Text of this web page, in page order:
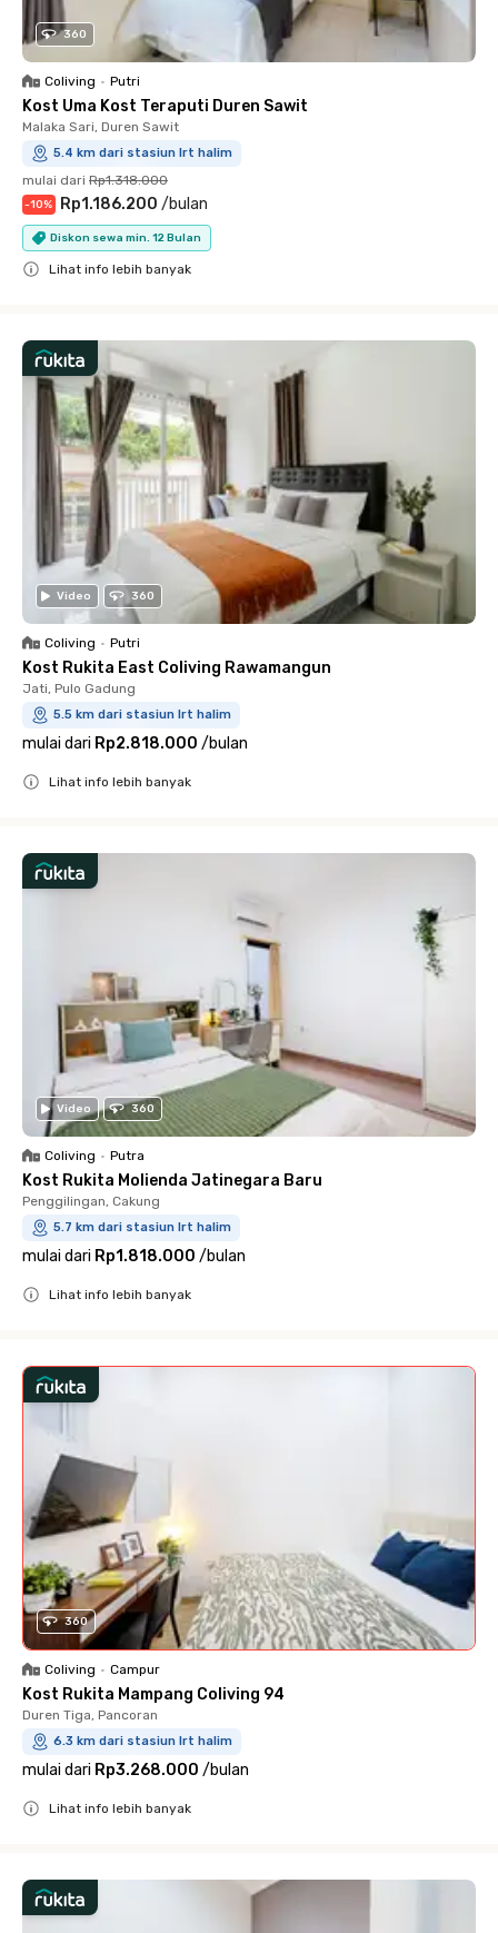
360
Coliving • Putri
Kost Uma Kost Teraputi Duren Sawit
Malaka Sari, Duren Sawit
5.4 km dari stasiun lrt halim
mulai dari Rp1.318.000
-10% Rp1.186.200 /bulan
Diskon sewa min. 12 Bulan
Lihat info lebih banyak
Video 360
Coliving • Putri
Kost Rukita East Coliving Rawamangun
Jati, Pulo Gadung
5.5 km dari stasiun lrt halim
mulai dari Rp2.818.000 /bulan
Lihat info lebih banyak
Video 360
Coliving • Putra
Kost Rukita Molienda Jatinegara Baru
Penggilingan, Cakung
5.7 km dari stasiun lrt halim
mulai dari Rp1.818.000 /bulan
Lihat info lebih banyak
360
Coliving • Campur
Kost Rukita Mampang Coliving 94
Duren Tiga, Pancoran
6.3 km dari stasiun lrt halim
mulai dari Rp3.268.000 /bulan
Lihat info lebih banyak